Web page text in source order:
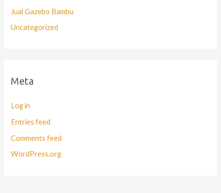
Jual Gazebo Bambu
Uncategorized
Meta
Log in
Entries feed
Comments feed
WordPress.org